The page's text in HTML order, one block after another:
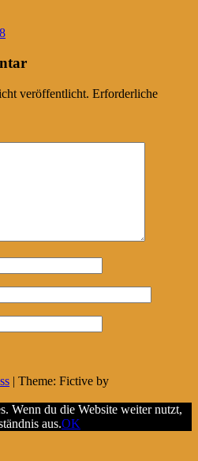
veröffentlicht. Erforderliche
| Theme: Fictive by
Wenn du die Website weiter nutzt,
aus.OK